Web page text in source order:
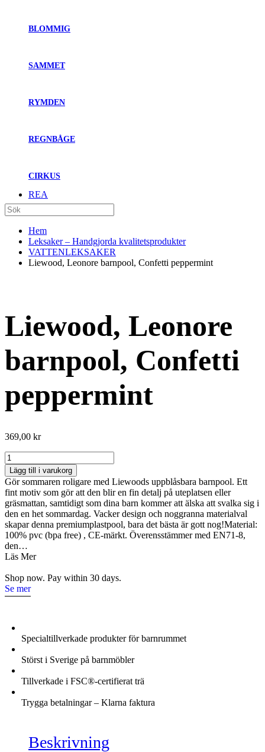
BLOMMIG
SAMMET
RYMDEN
REGNBÅGE
CIRKUS
REA
Hem
Leksaker – Handgjorda kvalitetsprodukter
VATTENLEKSAKER
Liewood, Leonore barnpool, Confetti peppermint
Liewood, Leonore
barnpool, Confetti
peppermint
369,00 kr
Liewood,
Leonore
barnpool,
Confetti
peppermint
mängd
Lägg till i varukorg
Gör sommaren roligare med Liewoods uppblåsbara barnpool. Ett
fint motiv som gör att den blir en fin detalj på uteplatsen eller
gräsmattan, samtidigt som dina barn kommer att älska att svalka sig i
den en het sommardag. Vacker design och noggranna materialval
skapar denna premiumplastpool, bara det bästa är gott nog!Material:
100% pvc (bpa free) , CE-märkt. Överensstämmer med EN71-8,
den…
Läs Mer
Shop now. Pay within 30 days.
Se mer
Specialtillverkade produkter för barnrummet
Störst i Sverige på barnmöbler
Tillverkade i FSC®-certifierat trä
Trygga betalningar – Klarna faktura
Beskrivning